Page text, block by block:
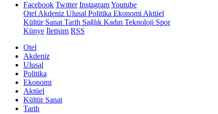
Facebook Twitter InstagramYoutube
Otel Akdeniz Ulusal Politika Ekonomi Aktüel
Kültür Sanat Tarih Sağlık Kadın Teknoloji Spor
Künye İletişim RSS
Otel
Akdeniz
Ulusal
Politika
Ekonomi
Aktüel
Kültür Sanat
Tarih